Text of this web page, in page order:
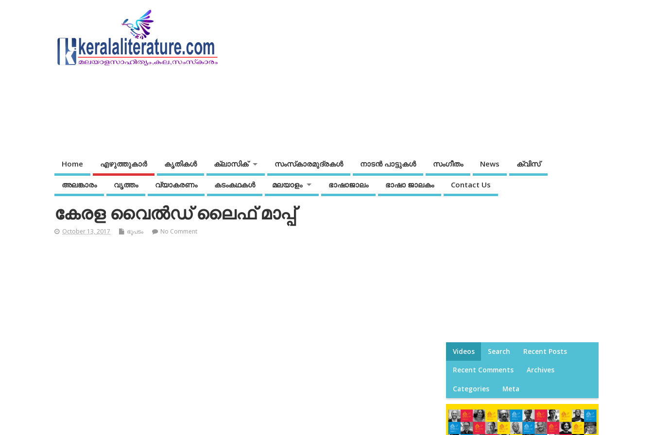
Home എഴുത്തുകാര്‍ കൃതികൾ ക്ലാസിക് സംസ്‌കാരമുദ്രകള്‍ നാടന്‍ പാട്ടുകള്‍ സംഗീതം News ക്വിസ്
അലങ്കാരം വൃത്തം വ്യാകരണം കടംകഥകള്‍ മലയാളം ഭാഷാജാലം ഭാഷാ ജാലകം Contact Us
കേരള വൈല്‍ഡ് ലൈഫ് മാപ്പ്‌
October 13, 2017 ഭൂപടം No Comment
Videos Search Recent Posts
Recent Comments Archives
Categories Meta